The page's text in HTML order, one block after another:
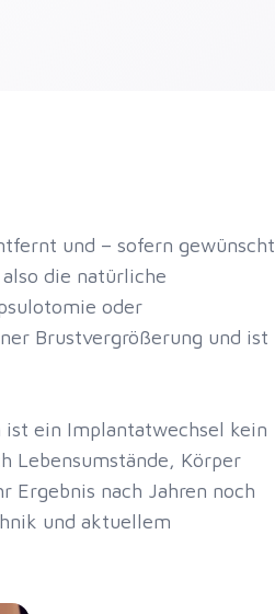
und – sofern gewünscht
die natürliche
oder
Brustvergrößerung und ist
ein Implantatwechsel kein
Lebensumstände, Körper
Ergebnis nach Jahren noch
und aktuellem